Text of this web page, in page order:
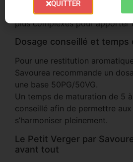
fruitée principale ou être
plus complexes pour apporter
Dosage conseillé et temps
Pour une restitution
Savourea recommande un
une base 50PG/50VG.
Un temps de maturation de 5
conseillé afin de permettre
s’harmoniser pleinement.
Le Petit Verger par
avant tout
QUITTER